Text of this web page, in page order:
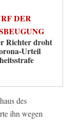
DER
Richter droht
Urteil
des
ihn wegen